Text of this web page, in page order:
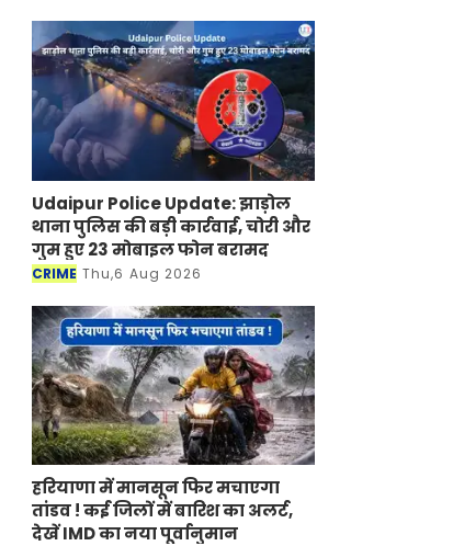
Udaipur Police Update: झाड़ोल
थाना पुलिस की बड़ी कार्रवाई, चोरी और
गुम हुए 23 मोबाइल फोन बरामद
CRIME Thu,6 Aug 2026
हरियाणा में मानसून फिर मचाएगा
तांडव ! कई जिलों में बारिश का अलर्ट,
देखें IMD का नया पूर्वानुमान